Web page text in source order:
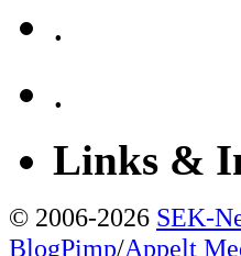
.
.
Links &
© 2006-2026 SEK-
BlogPimp/Appelt